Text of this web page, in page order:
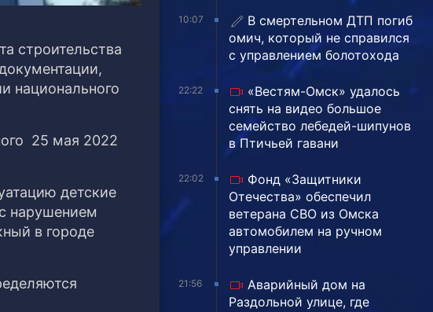
строительства
национального
25 мая 2022
детские
нарушением
в городе
10:07
В смертельном ДТП погиб
омич, который не справился
с управлением болотохода
22:22
«Вестям-Омск» удалось
снять на видео большое
семейство лебедей-шипунов
в Птичьей гавани
22:02
Фонд «Защитники
Отечества» обеспечил
ветерана СВО из Омска
автомобилем на ручном
управлении
21:56
Аварийный дом на
Раздольной улице, где